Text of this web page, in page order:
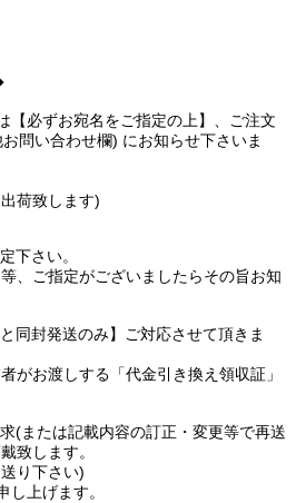
【必ずお宛名をご指定の上】、ご注文
問い合わせ欄) にお知らせ下さいま
荷致します)
下さい。
、ご指定がございましたらその旨お知
同封発送のみ】ご対応させて頂きま
がお渡しする「代金引き換え領収証」
(または記載内容の訂正・変更等で再送
致します。
り下さい)
し上げます。